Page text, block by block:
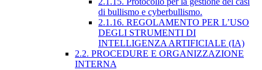
di bullismo e cyberbullismo.
2.1.16. REGOLAMENTO PER L’USO
DEGLI STRUMENTI DI
INTELLIGENZA ARTIFICIALE (IA)
2.2. PROCEDURE E ORGANIZZAZIONE
INTERNA